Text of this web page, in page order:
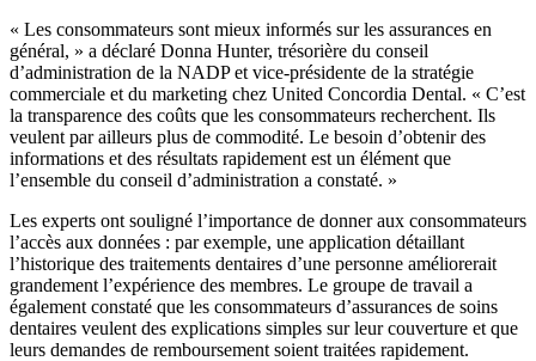
« Les consommateurs sont mieux informés sur les assurances en
général, » a déclaré Donna Hunter, trésorière du conseil
d’administration de la NADP et vice-présidente de la stratégie
commerciale et du marketing chez United Concordia Dental. « C’est
la transparence des coûts que les consommateurs recherchent. Ils
veulent par ailleurs plus de commodité. Le besoin d’obtenir des
informations et des résultats rapidement est un élément que
l’ensemble du conseil d’administration a constaté. »
Les experts ont souligné l’importance de donner aux consommateurs
l’accès aux données : par exemple, une application détaillant
l’historique des traitements dentaires d’une personne améliorerait
grandement l’expérience des membres. Le groupe de travail a
également constaté que les consommateurs d’assurances de soins
dentaires veulent des explications simples sur leur couverture et que
leurs demandes de remboursement soient traitées rapidement.